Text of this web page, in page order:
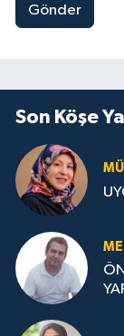
Gönder
Son Köşe